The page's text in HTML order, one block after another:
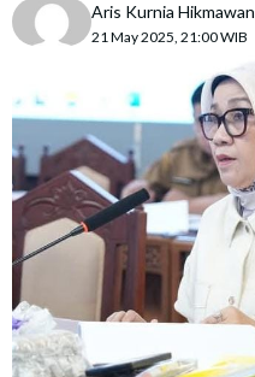
Aris Kurnia Hikmawan
21 May 2025, 21:00 WIB